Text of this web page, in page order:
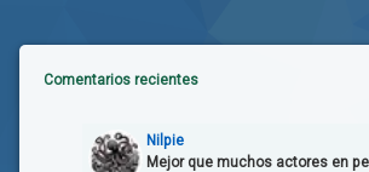
Comentarios recientes
Nilpie
Mejor que muchos actores en